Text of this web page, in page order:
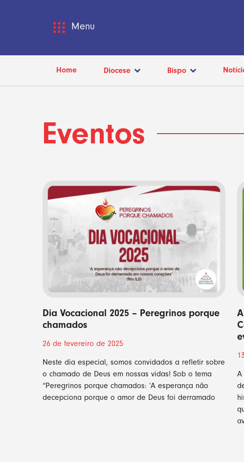
Menu
Home Diocese Bispo
Eventos
Dia Vocacional 2025 – Peregrinos porque
chamados
26 de fevereiro de 2025
Neste dia especial, somos convidados a refletir sobre
o chamado de Deus em nossas vidas! Sob o tema
“Peregrinos porque chamados: ‘A esperança não
decepciona porque o amor de Deus foi derramado
A